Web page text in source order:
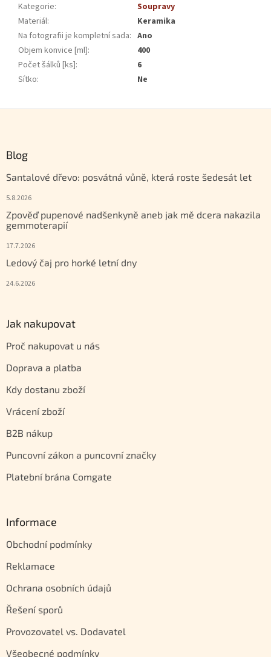
Kategorie:
Soupravy
Materiál:
Keramika
Na fotografii je kompletní sada: Ano
Objem konvice [ml]:
400
Počet šálků [ks]:
6
Sítko: Ne
Blog
Santalové dřevo: posvátná vůně, která roste šedesát let
5.8.2026
Zpověď pupenové nadšenkyně aneb jak mě dcera nakazila
gemmoterapií
17.7.2026
Ledový čaj pro horké letní dny
24.6.2026
Jak nakupovat
Proč nakupovat u nás
Doprava a platba
Kdy dostanu zboží
Vrácení zboží
B2B nákup
Puncovní zákon a puncovní značky
Platební brána Comgate
Informace
Obchodní podmínky
Reklamace
Ochrana osobních údajů
Řešení sporů
Provozovatel vs. Dodavatel
Všeobecné podmínky